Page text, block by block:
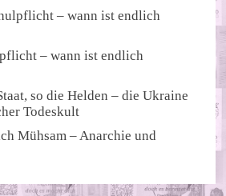
– wann ist endlich
– wann ist endlich
so die Helden – die Ukraine
Todeskult
Mühsam – Anarchie und